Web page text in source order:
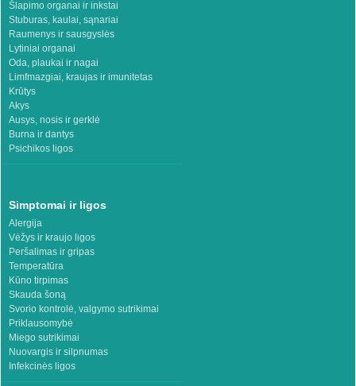
Šlapimo organai ir inkstai
Stuburas, kaulai, sąnariai
Raumenys ir sausgyslės
Lytiniai organai
Oda, plaukai ir nagai
Limfmazgiai, kraujas ir imunitetas
Krūtys
Akys
Ausys, nosis ir gerklė
Burna ir dantys
Psichikos ligos
Simptomai ir ligos
Alergija
Vėžys ir kraujo ligos
Peršalimas ir gripas
Temperatūra
Kūno tirpimas
Skauda šoną
Svorio kontrolė, valgymo sutrikimai
Priklausomybė
Miego sutrikimai
Nuovargis ir silpnumas
Infekcinės ligos